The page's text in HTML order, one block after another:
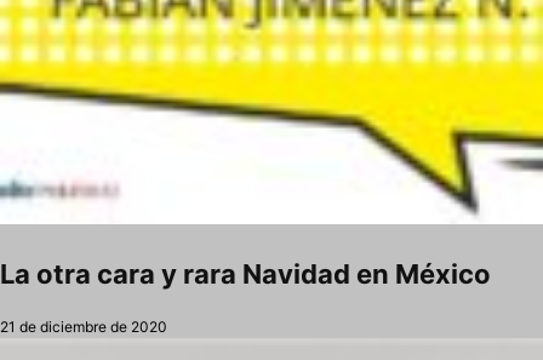
La otra cara y rara Navidad en México
21 de diciembre de 2020